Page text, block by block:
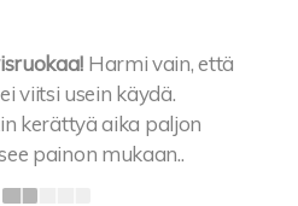
Harmi vain, että
viitsi usein käydä.
kerättyä aika paljon
painon mukaan..